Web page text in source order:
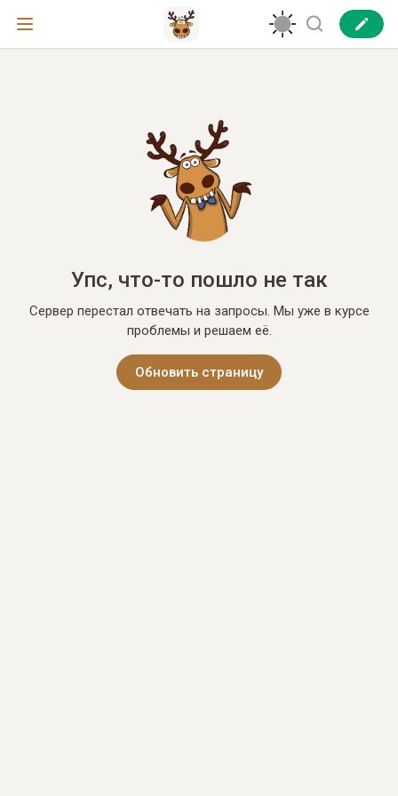
Упс, что-то пошло не так
Сервер перестал отвечать на запросы. Мы уже в курсе
проблемы и решаем её.
Обновить страницу